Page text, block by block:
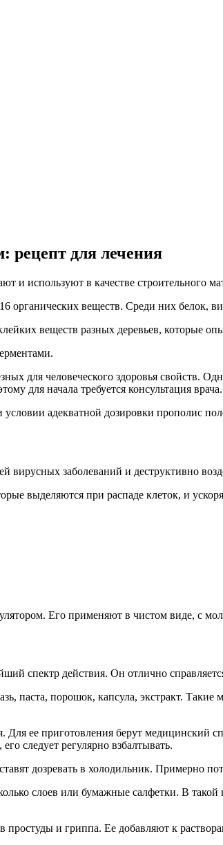
рецепт для лечения
и используют в качестве строительного
органических веществ. Среди них белок,
веществ разных деревьев, которые
для человеческого здоровья свойств.
для начала требуется консультация врача.
адекватной дозировки прополис
вирусных заболеваний и деструктивно
выделяются при распаде клеток, и
Его применяют в чистом виде, с
спектр действия. Он отлично
паста, порошок, капсула, экстракт.
Для ее приготовления берут
следует регулярно взбалтывать.
дозревать в холодильник. Примерно
слоев или бумажные салфетки. В такой
и гриппа. Ее добавляют к